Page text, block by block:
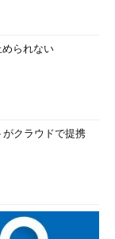
アカウ
カウントを生成
ルをAutomation
// パブリックネッ
られない
クラウドで提携